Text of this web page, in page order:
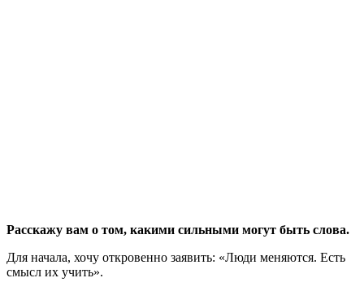
Расскажу вам о том, какими сильными могут быть слова.
Для начала, хочу откровенно заявить: «Люди меняются. Есть
смысл их учить».